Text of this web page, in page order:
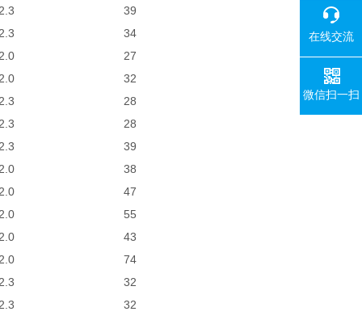
39
34
27
32
28
28
39
38
47
55
43
74
32
32
在线交流
微信扫一扫